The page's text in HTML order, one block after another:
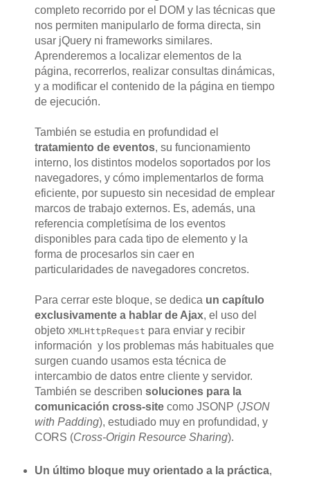
completo recorrido por el DOM y las técnicas que
nos permiten manipularlo de forma directa, sin
usar jQuery ni frameworks similares.
Aprenderemos a localizar elementos de la
página, recorrerlos, realizar consultas dinámicas,
y a modificar el contenido de la página en tiempo
de ejecución.
También se estudia en profundidad el
tratamiento de eventos, su funcionamiento
interno, los distintos modelos soportados por los
navegadores, y cómo implementarlos de forma
eficiente, por supuesto sin necesidad de emplear
marcos de trabajo externos. Es, además, una
referencia completísima de los eventos
disponibles para cada tipo de elemento y la
forma de procesarlos sin caer en
particularidades de navegadores concretos.
Para cerrar este bloque, se dedica un capítulo
exclusivamente a hablar de Ajax, el uso del
objeto XMLHttpRequest para enviar y recibir
información y los problemas más habituales que
surgen cuando usamos esta técnica de
intercambio de datos entre cliente y servidor.
También se describen soluciones para la
comunicación cross-sitecomo JSONP (JSON
with Padding), estudiado muy en profundidad, y
CORS (Cross-Origin Resource Sharing).
Un último bloque muy orientado a la práctica,